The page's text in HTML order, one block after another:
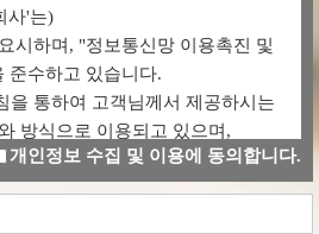
사'는)
시하며, "정보통신망 이용촉진 및
준수하고 있습니다.
을 통하여 고객님께서 제공하시는
방식으로 이용되고 있으며,
한 조치가 취해지고 있는지
개인정보 수집 및 이용에 동의합니다.